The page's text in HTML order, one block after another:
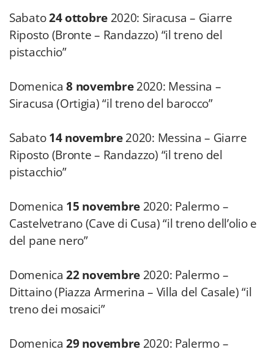
Sabato24 ottobre2020: Siracusa – Giarre
Riposto (Bronte – Randazzo) “il treno del
pistacchio”
Domenica8 novembre2020: Messina –
Siracusa (Ortigia) “il treno del barocco”
Sabato14 novembre2020: Messina – Giarre
Riposto (Bronte – Randazzo) “il treno del
pistacchio”
Domenica 15 novembre 2020: Palermo –
Castelvetrano (Cave di Cusa) “il treno dell’olio e
del pane nero”
Domenica22 novembre 2020: Palermo –
Dittaino (Piazza Armerina – Villa del Casale) “il
treno dei mosaici”
Domenica29 novembre 2020: Palermo –